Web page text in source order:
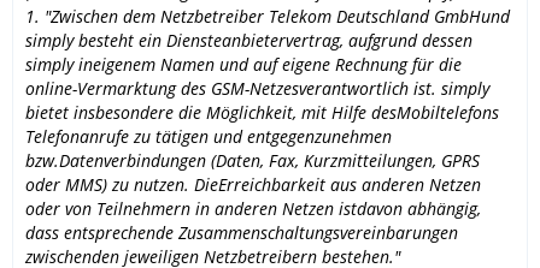
1. "Zwischen dem Netzbetreiber Telekom Deutschland GmbHund
simply besteht ein Diensteanbietervertrag, aufgrund dessen
simply ineigenem Namen und auf eigene Rechnung für die
online-Vermarktung des GSM-Netzesverantwortlich ist. simply
bietet insbesondere die Möglichkeit, mit Hilfe desMobiltelefons
Telefonanrufe zu tätigen und entgegenzunehmen
bzw.Datenverbindungen (Daten, Fax, Kurzmitteilungen, GPRS
oder MMS) zu nutzen. DieErreichbarkeit aus anderen Netzen
oder von Teilnehmern in anderen Netzen istdavon abhängig,
dass entsprechende Zusammenschaltungsvereinbarungen
zwischenden jeweiligen Netzbetreibern bestehen."